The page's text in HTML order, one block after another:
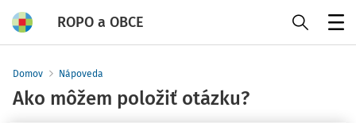
ROPO a OBCE
Domov Nápoveda
Ako môžem položiť otázku?